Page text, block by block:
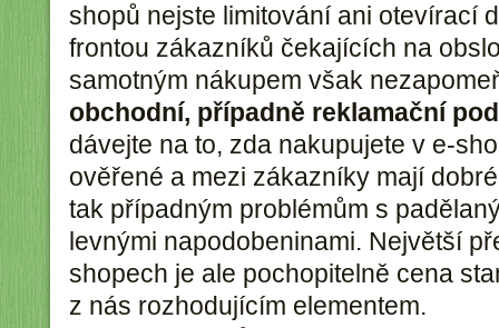
shopů nejste limitování ani otevírací
frontou zákazníků čekajících na
samotným nákupem však
obchodní, případně reklamační
dávejte na to, zda nakupujete v e-
ověřené a mezi zákazníky mají
tak případným problémům s
levnými napodobeninami. Největší
shopech je ale pochopitelně cena
z nás rozhodujícím elementem.